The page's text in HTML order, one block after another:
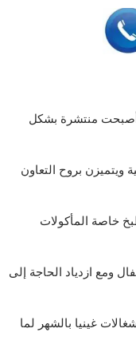
أصبحت منتشرة بشكل
بروح التعاون
خاصة المأكولات
ومع ازدياد الحاجة إلى
غينيا بالشهر لما